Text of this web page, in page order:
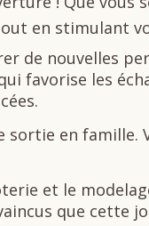
en stimulant
nouvelles
favorise les
en famille.
et le
que cette